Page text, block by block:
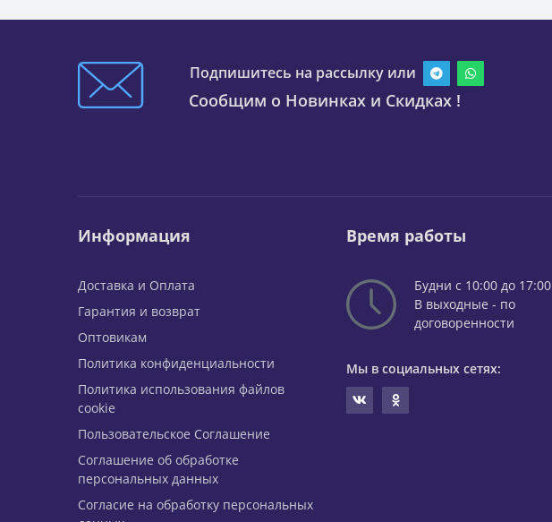
Подпишитесь на рассылку или
Сообщим о Новинках и Скидках !
Информация
Доставка и Оплата
Гарантия и возврат
Оптовикам
Политика конфиденциальности
Политика использования файлов
cookie
Пользовательское Соглашение
Соглашение об обработке
персональных данных
Согласие на обработку персональных
Время работы
Будни с 10:00 до 17:00
В выходные - по
договоренности
Мы в социальных сетях: